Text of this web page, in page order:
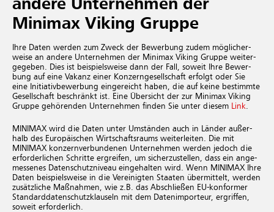
an­de­re Un­ter­neh­men der
Minimax Vi­king Grup­pe
Ihre Daten wer­den zum Zweck der Be­wer­bung zudem mög­li­cher­
wei­se an an­de­re Un­ter­neh­men der Minimax Vi­king Grup­pe wei­ter­
ge­ge­ben. Dies ist bei­spiels­wei­se dann der Fall, so­weit Ihre Be­wer­
bung auf eine Va­kanz einer Kon­zern­ge­sell­schaft er­folgt oder Sie
eine In­itia­tiv­be­wer­bung ein­ge­reicht haben, die auf keine be­stimm­te
Ge­sell­schaft be­schränkt ist. Eine Über­sicht der zur Minimax Vi­king
Grup­pe ge­hö­ren­den Un­ter­neh­men fin­den Sie unter die­sem
Link
MINIMAX wird die Daten unter Um­stän­den auch in Län­der au­ßer­
halb des Eu­ro­päi­schen Wirt­schafts­raums wei­ter­lei­ten. Die mit
MINIMAX kon­zern­ver­bun­de­nen Un­ter­neh­men wer­den je­doch die
er­for­der­li­chen Schrit­te er­grei­fen, um si­cher­zu­stel­len, dass ein an­ge­
mes­se­nes Da­ten­schutz­ni­veau ein­ge­hal­ten wird. Wenn MINIMAX Ihre
Daten bei­spiels­wei­se in die Ver­ei­nig­ten Staa­ten über­mit­telt, wer­den
zu­sätz­li­che Maß­nah­men, wie z.B. das Ab­schlie­ßen EU-kon­for­mer
Standarddatenschutzklauseln mit dem Da­ten­im­por­teur, er­grif­fen,
so­weit er­for­der­lich.